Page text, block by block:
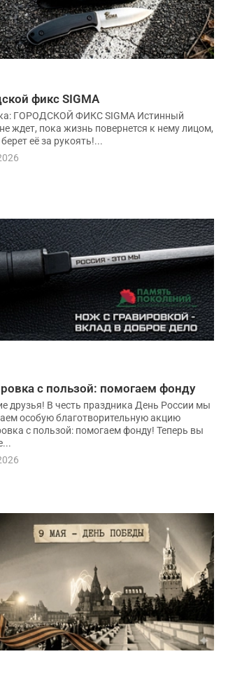
фикс SIGMA
ГОРОДСКОЙ ФИКС SIGMA Истинный
ждет, пока жизнь повернется к нему лицом,
её за рукоять!...
с пользой: помогаем фонду
друзья! В честь праздника День России мы
особую благотворительную акцию
с пользой: помогаем фонду! Теперь вы